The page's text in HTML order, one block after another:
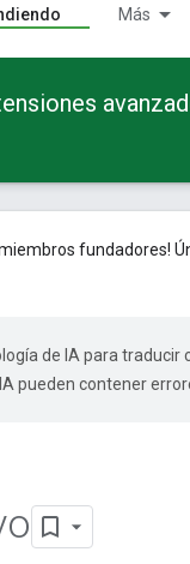
Más
fundadores!
de IA para traducir
pueden contener